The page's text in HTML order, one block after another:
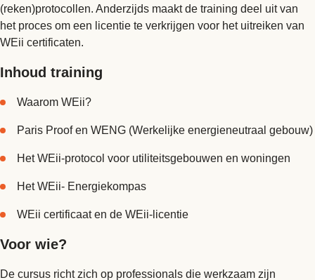
(reken)protocollen. Anderzijds maakt de training deel uit van
het proces om een licentie te verkrijgen voor het uitreiken van
WEii certificaten.
Inhoud training
Waarom WEii?
Paris Proof en WENG (Werkelijke energieneutraal gebouw)
Het WEii-protocol voor utiliteitsgebouwen en woningen
Het WEii- Energiekompas
WEii certificaat en de WEii-licentie
Voor wie?
De cursus richt zich op professionals die werkzaam zijn